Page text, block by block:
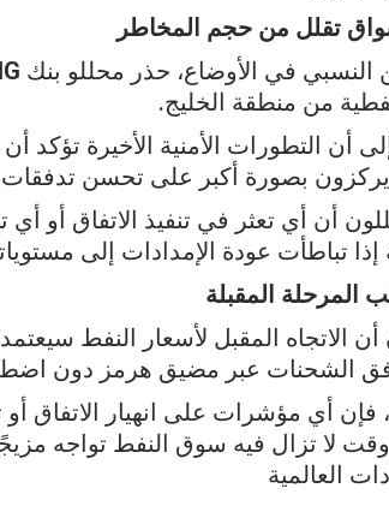
تقلل من حجم المخاطر
النسبي في الأوضاع، حذر محللو بنك
من منطقة الخليج.
أن التطورات الأمنية الأخيرة تؤكد
بصورة أكبر على تحسن تدفقات
أن أي تعثر في تنفيذ الاتفاق أو
تباطأت عودة الإمدادات إلى
المرحلة المقبلة
الاتجاه المقبل لأسعار النفط
الشحنات عبر مضيق هرمز دون
فإن أي مؤشرات على انهيار الاتفاق
لا تزال فيه سوق النفط تواجه
العالمية